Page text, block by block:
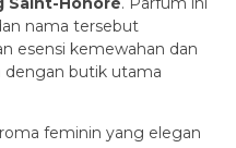
nama tersebut
esensi kemewahan dan
dengan butik utama
feminin yang elegan